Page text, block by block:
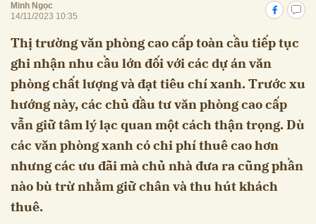
Minh Ngọc
14/11/2023 10:35
Thị trường văn phòng cao cấp toàn cầu tiếp tục
ghi nhận nhu cầu lớn đối với các dự án văn
phòng chất lượng và đạt tiêu chí xanh. Trước xu
hướng này, các chủ đầu tư văn phòng cao cấp
vẫn giữ tâm lý lạc quan một cách thận trọng. Dù
các văn phòng xanh có chi phí thuê cao hơn
nhưng các ưu đãi mà chủ nhà đưa ra cũng phần
nào bù trừ nhằm giữ chân và thu hút khách
thuê.